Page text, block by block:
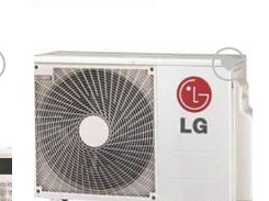
Add to
Wishlist